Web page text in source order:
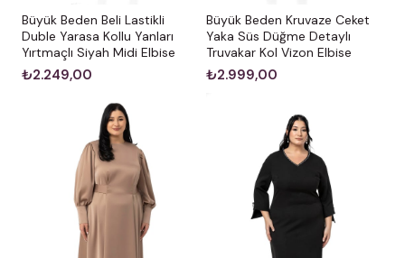
Büyük Beden Beli Lastikli
Duble Yarasa Kollu Yanları
Yırtmaçlı Siyah Midi Elbise
₺2.249,00
Büyük Beden Kruvaze Ceket
Yaka Süs Düğme Detaylı
Truvakar Kol Vizon Elbise
₺2.999,00